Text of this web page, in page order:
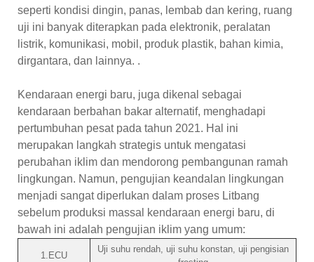
seperti kondisi dingin, panas, lembab dan kering, ruang
uji ini banyak diterapkan pada elektronik, peralatan
listrik, komunikasi, mobil, produk plastik, bahan kimia,
dirgantara, dan lainnya. .
Kendaraan energi baru, juga dikenal sebagai
kendaraan berbahan bakar alternatif, menghadapi
pertumbuhan pesat pada tahun 2021. Hal ini
merupakan langkah strategis untuk mengatasi
perubahan iklim dan mendorong pembangunan ramah
lingkungan. Namun, pengujian keandalan lingkungan
menjadi sangat diperlukan dalam proses Litbang
sebelum produksi massal kendaraan energi baru, di
bawah ini adalah pengujian iklim yang umum:
1.ECU
Uji suhu rendah, uji suhu konstan, uji pengisian